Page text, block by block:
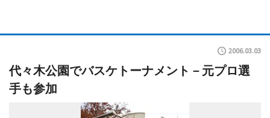
2006.03.03
代々木公園でバスケトーナメント－元プロ選
手も参加